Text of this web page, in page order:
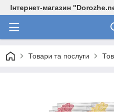
Інтернет-магазин
Товари та послуги